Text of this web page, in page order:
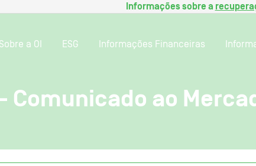
Informações sobre a
Sobre a OI ESG Informações Financeiras
– Comunicado ao